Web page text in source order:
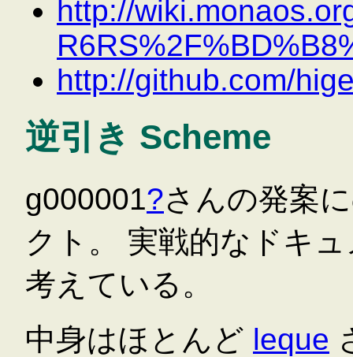
http://
http://github.com/
逆引き Scheme
g000001?さんの発案
クト。 実戦的なドキ
考えている。
中身はほとんど leque